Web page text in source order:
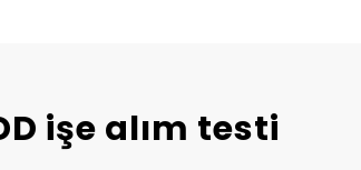
işe alım testi